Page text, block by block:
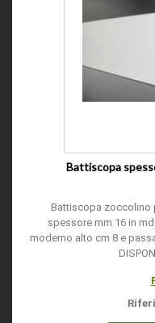
Battiscopa
Battiscopa zoccolino
spessore mm 16 in
moderno alto cm 8 e